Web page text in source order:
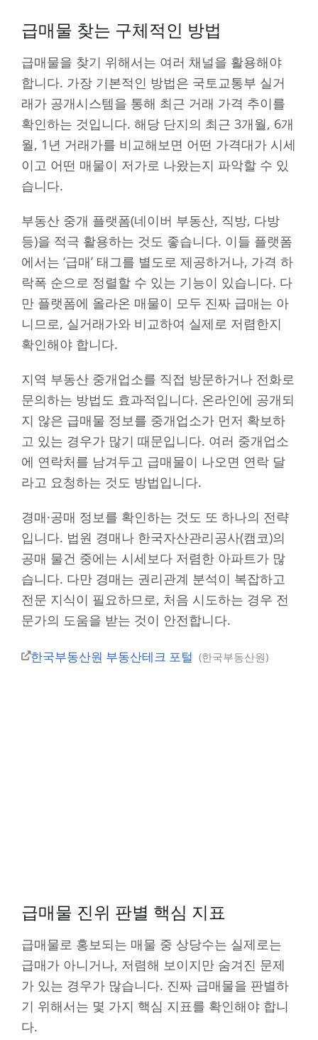
급매물 찾는 구체적인 방법
급매물을 찾기 위해서는 여러 채널을 활용해야
합니다. 가장 기본적인 방법은 국토교통부 실거
래가 공개시스템을 통해 최근 거래 가격 추이를
확인하는 것입니다. 해당 단지의 최근 3개월, 6개
월, 1년 거래가를 비교해보면 어떤 가격대가 시세
이고 어떤 매물이 저가로 나왔는지 파악할 수 있
습니다.
부동산 중개 플랫폼(네이버 부동산, 직방, 다방
등)을 적극 활용하는 것도 좋습니다. 이들 플랫폼
에서는 ‘급매’ 태그를 별도로 제공하거나, 가격 하
락폭 순으로 정렬할 수 있는 기능이 있습니다. 다
만 플랫폼에 올라온 매물이 모두 진짜 급매는 아
니므로, 실거래가와 비교하여 실제로 저렴한지
확인해야 합니다.
지역 부동산 중개업소를 직접 방문하거나 전화로
문의하는 방법도 효과적입니다. 온라인에 공개되
지 않은 급매물 정보를 중개업소가 먼저 확보하
고 있는 경우가 많기 때문입니다. 여러 중개업소
에 연락처를 남겨두고 급매물이 나오면 연락 달
라고 요청하는 것도 방법입니다.
경매·공매 정보를 확인하는 것도 또 하나의 전략
입니다. 법원 경매나 한국자산관리공사(캠코)의
공매 물건 중에는 시세보다 저렴한 아파트가 많
습니다. 다만 경매는 권리관계 분석이 복잡하고
전문 지식이 필요하므로, 처음 시도하는 경우 전
문가의 도움을 받는 것이 안전합니다.
한국부동산원 부동산테크 포털 한국부동산원
급매물 진위 판별 핵심 지표
급매물로 홍보되는 매물 중 상당수는 실제로는
급매가 아니거나, 저렴해 보이지만 숨겨진 문제
가 있는 경우가 많습니다. 진짜 급매물을 판별하
기 위해서는 몇 가지 핵심 지표를 확인해야 합니
다.